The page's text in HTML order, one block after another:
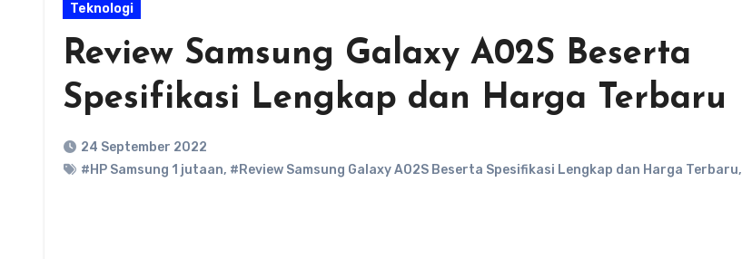
Teknologi
Review Samsung Galaxy A02S Beserta
Spesifikasi Lengkap dan Harga Terbaru
24 September 2022
#HP Samsung 1 jutaan, #Review Samsung Galaxy A02S Beserta Spesifikasi Lengkap dan Harga Terbaru,